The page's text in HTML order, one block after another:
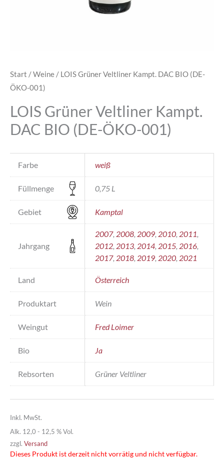
Start /Weine / LOIS Grüner Veltliner Kampt. DAC BIO (DE-
ÖKO-001)
LOIS Grüner Veltliner Kampt.
DAC BIO (DE-ÖKO-001)
Farbe weiß
Füllmenge 0,75 L
Gebiet Kamptal
Jahrgang
2007, 2008 2009 2010 2011
2012 2013 2014 2015 2016
2017, 2018 2019 2020 2021
Land Österreich
Produktart Wein
Weingut Fred Loimer
Bio Ja
Rebsorten Grüner Veltliner
Inkl. MwSt.
Alk. 12,0 - 12,5 % Vol.
zzgl. Versand
Dieses Produkt ist derzeit nicht vorrätig und nicht verfügbar.